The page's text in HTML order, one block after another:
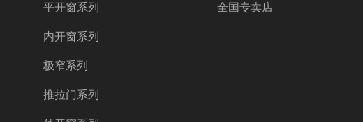
平开窗系列
内开窗系列
极窄系列
推拉门系列
全国专卖店